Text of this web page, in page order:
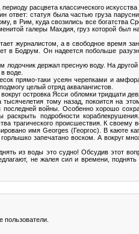
расцвета классического искусства
статуя была частью груза
в Рим, куда свозились все богатства
галеры Махдия, груз которой был
журналистом, а в свободное время
в Бодрум. Он надеется побольше
держал пресную воду. На другой
воде.
прямо-таки усеян черепками и
целый отряд аквалангистов.
островка Ясси обломки тридцати
тому назад, покоится на
войны. Особенно хорошо
подробности
трагического происшествия. К своему
имя Georges (Георгос). В каюте
запечатано воском. А вокруг
из воды это судно! Обсудив этот
не жалея сил и времени,
пользователи.